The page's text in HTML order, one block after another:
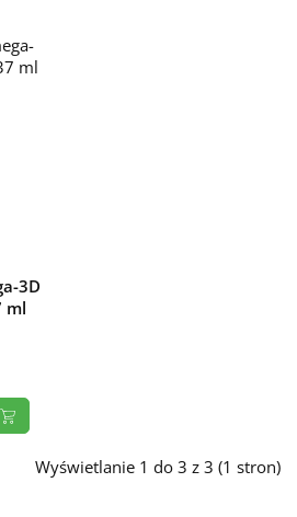
3D
ml
Wyświetlanie 1 do 3 z 3 (1 stron)